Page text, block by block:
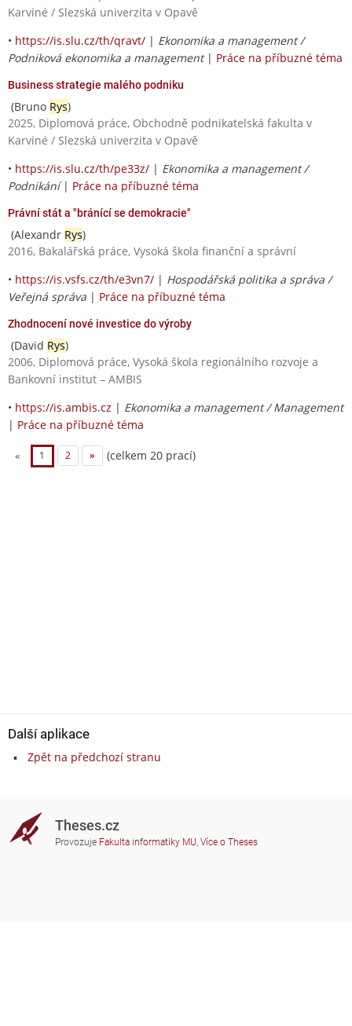
Karviné / Slezská univerzita v Opavě
• https://is.slu.cz/th/qravt/ | Ekonomika a management /
Podniková ekonomika a management| Práce na příbuzné téma
Business strategie malého podniku
(Bruno Rys)
2025, Diplomová práce, Obchodně podnikatelská fakulta v
Karviné / Slezská univerzita v Opavě
• https://is.slu.cz/th/pe33z/ | Ekonomika a management /
Podnikání| Práce na příbuzné téma
Právní stát a "bránící se demokracie"
(Alexandr Rys)
2016, Bakalářská práce, Vysoká škola finanční a správní
• https://is.vsfs.cz/th/e3vn7/ | Hospodářská politika a správa /
Veřejná správa | Práce na příbuzné téma
Zhodnocení nové investice do výroby
(David Rys)
2006, Diplomová práce, Vysoká škola regionálního rozvoje a
Bankovní institut – AMBIS
• https://is.ambis.cz | Ekonomika a management / Management
| Práce na příbuzné téma
« 1 2 » (celkem 20 prací)
Další aplikace
Zpět na předchozí stranu
Theses.cz
Provozuje Fakulta informatiky MU, Více o Theses